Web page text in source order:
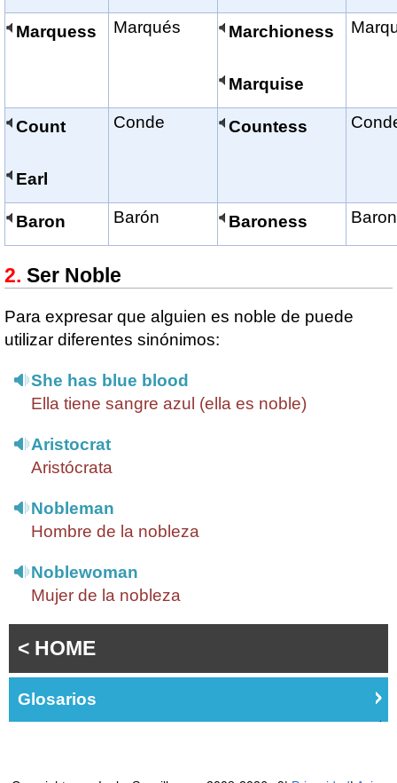
Marquess Marqués Marchioness
Marquise
Count
Earl
Conde Countess
Baron Barón Baroness
Ser Noble
Para expresar que alguien es noble de puede
utilizar diferentes sinónimos:
She has blue blood
Ella tiene sangre azul (ella es noble)
Aristocrat
Aristócrata
Nobleman
Hombre de la nobleza
Noblewoman
Mujer de la nobleza
< HOME
Glosarios